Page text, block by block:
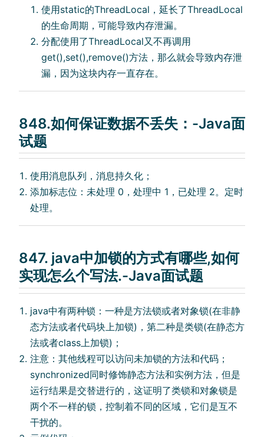
使⽤static的ThreadLocal，延⻓了ThreadLocal
的⽣命周期，可能导致内存泄漏。
分配使⽤了ThreadLocal⼜不再调⽤
get(),set(),remove()⽅法，那么就会导致内存泄
漏，因为这块内存⼀直存在。
848.如何保证数据不丢失：-Java面
试题
使⽤消息队列，消息持久化；
添加标志位：未处理 0，处理中 1，已处理 2。定时
处理。
847. java中加锁的⽅式有哪些,如何
实现怎么个写法.-Java面试题
java中有两种锁：⼀种是⽅法锁或者对象锁(在⾮静
态⽅法或者代码块上加锁)，第⼆种是类锁(在静态⽅
法或者class上加锁)；
注意：其他线程可以访问未加锁的⽅法和代码；
synchronized同时修饰静态⽅法和实例⽅法，但是
运⾏结果是交替进⾏的，这证明了类锁和对象锁是
两个不⼀样的锁，控制着不同的区域，它们是互不
⼲扰的。